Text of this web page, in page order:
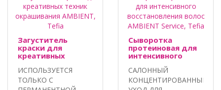
Загуститель
краски для
креативных
окрашивания
AMBIENT, Tefia
ИСПОЛЬЗУЕТСЯ
ТОЛЬКО С
Сыворотка
протеиновая для
интенсивного
восстановления
волос AMBIENT
Service, Tefia
САЛОННЫЙ
КОНЦЕНТИРОВАННЫЙ